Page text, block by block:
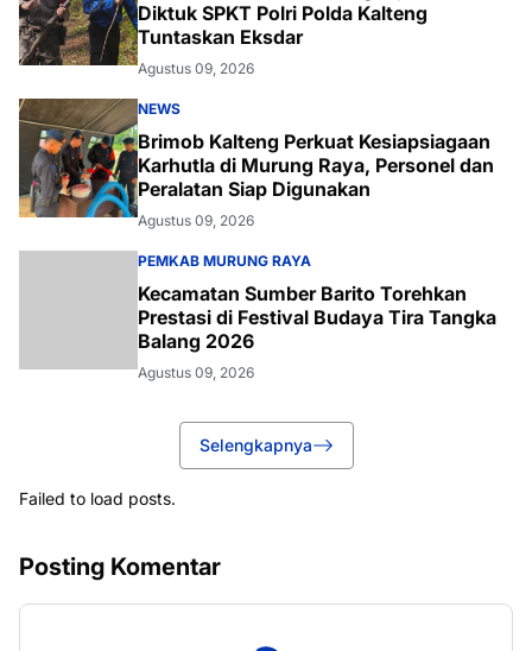
Diktuk SPKT Polri Polda Kalteng
Tuntaskan Eksdar
Agustus 09, 2026
NEWS
Brimob Kalteng Perkuat Kesiapsiagaan
Karhutla di Murung Raya, Personel dan
Peralatan Siap Digunakan
Agustus 09, 2026
PEMKAB MURUNG RAYA
Kecamatan Sumber Barito Torehkan
Prestasi di Festival Budaya Tira Tangka
Balang 2026
Agustus 09, 2026
Selengkapnya
Failed to load posts.
Posting Komentar